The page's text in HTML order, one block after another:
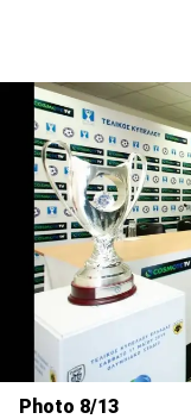
Photo 8/13